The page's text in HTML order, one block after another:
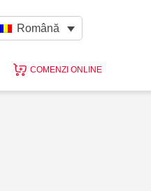
Română
COMENZI ONLINE